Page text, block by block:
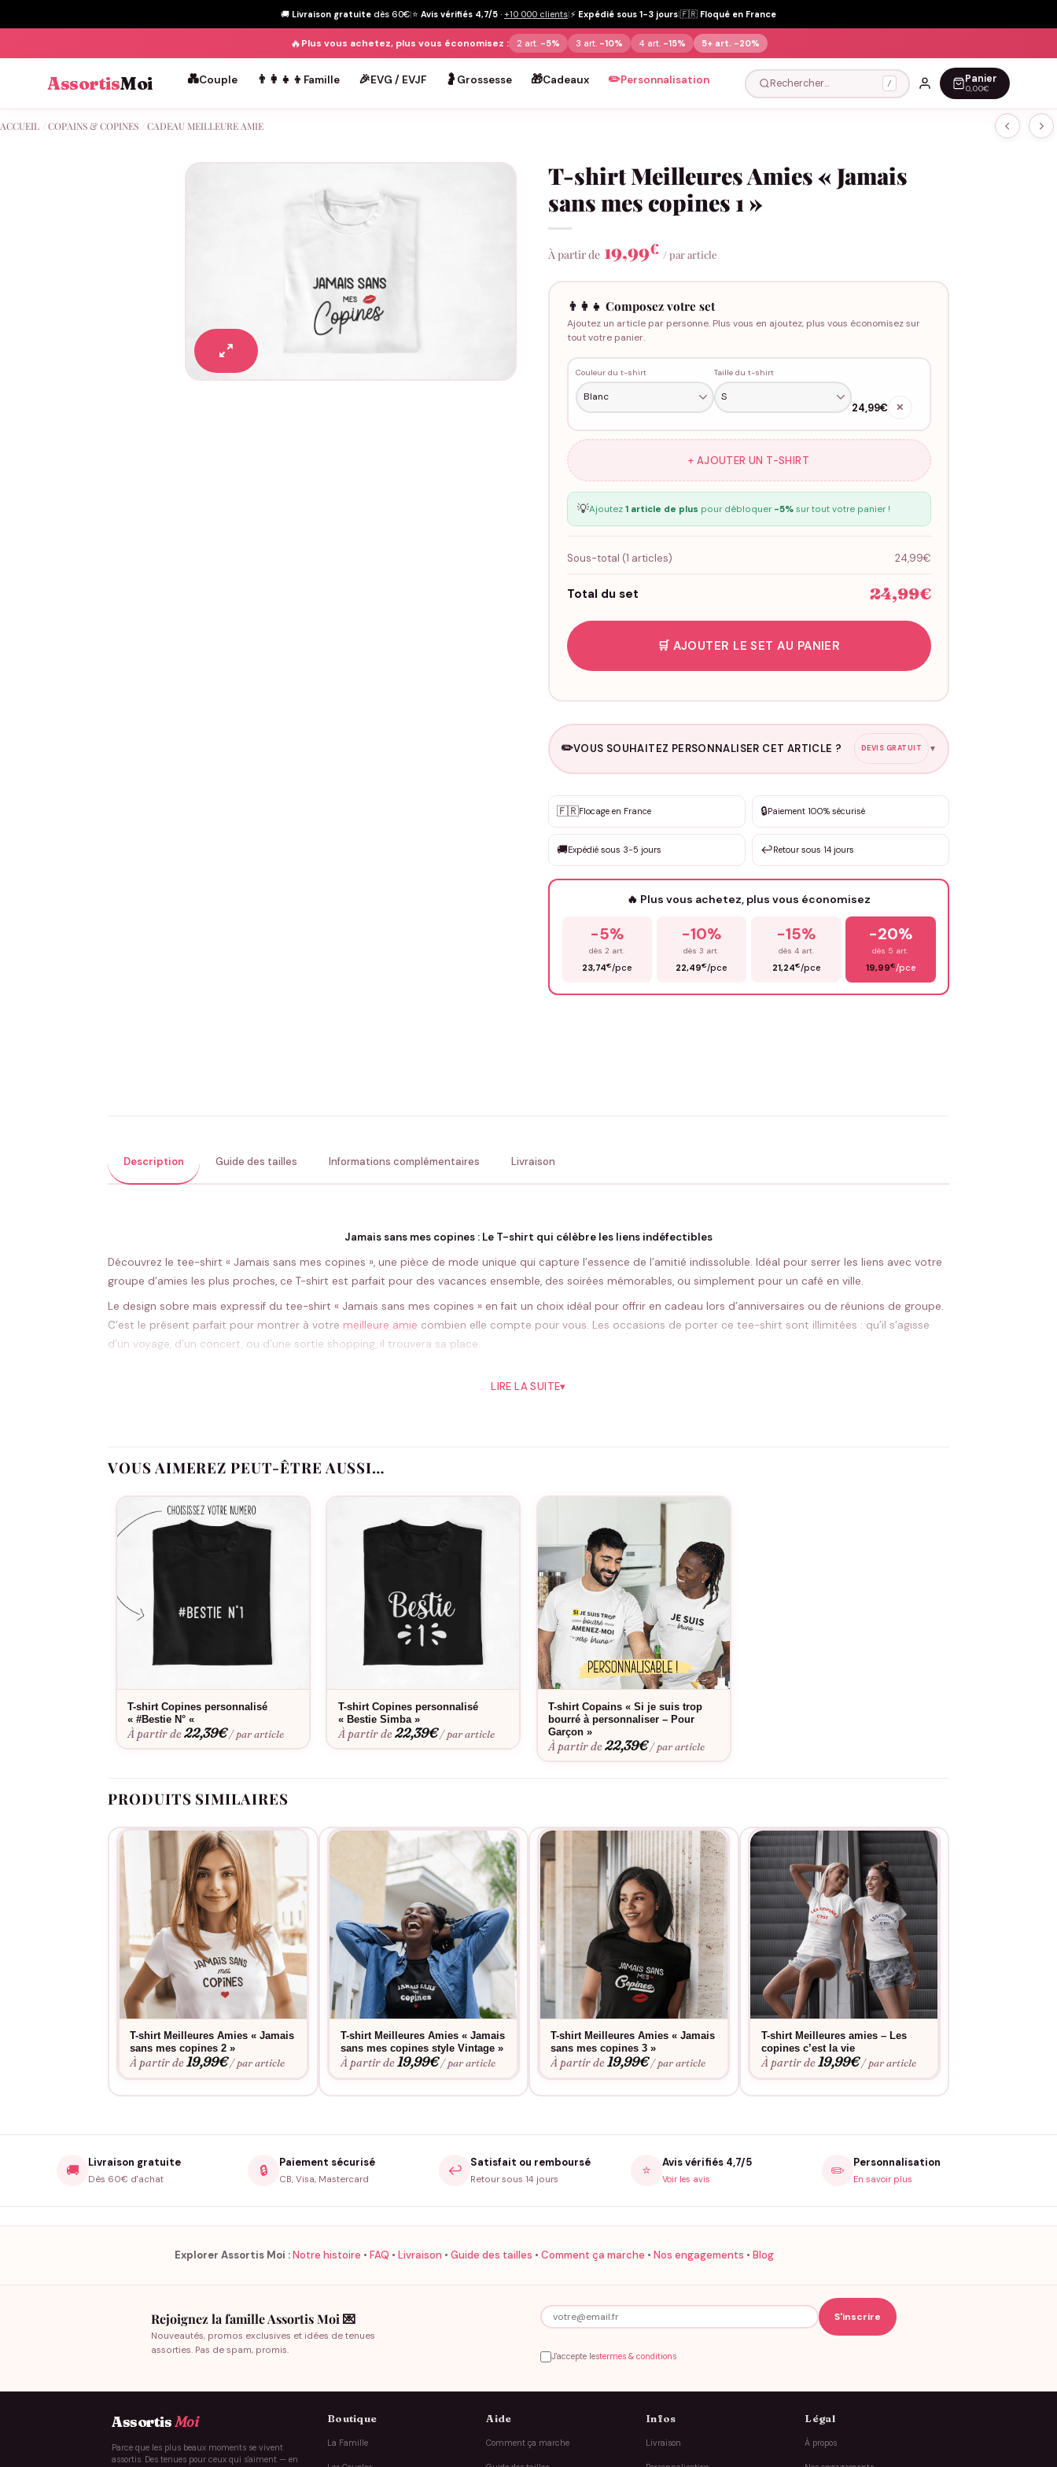
🚚 Livraison gratuite dès 60€|⭐ Avis vérifiés 4,7/5 · +10 000 clients|⚡ Expédié sous 1-3 jours|🇫🇷 Floqué en France
🔥Plus vous achetez, plus vous économisez : 2 art. -5% 3 art. -10% 4 art. -15% 5+ art. -20%
AssortisMoi 💑Couple 👨‍👩‍👧‍👦 Famille 🎉EVG / EVJF 🤰 Grossesse 🎁Cadeaux ✏️Personnalisation Rechercher… / Panier
0,00€
ACCUEIL COPAINS & COPINES CADEAU MEILLEURE AMIE
T-shirt Meilleures Amies « Jamais
sans mes copines 1 »
À partir de 19,99€ / par article
👨‍👩‍👧 Composez votre set
Ajoutez un article par personne. Plus vous en ajoutez, plus vous économisez sur
tout votre panier.
Couleur du t-shirt Taille du t-shirt
24,99€ ✕
+ AJOUTER UN T-SHIRT
💡Ajoutez 1 article de plus pour débloquer -5%sur tout votre panier !
Sous-total (1 articles) 24,99€
Total du set 24,99€
🛒 AJOUTER LE SET AU PANIER
✏️VOUS SOUHAITEZ PERSONNALISER CET ARTICLE ? DEVIS GRATUIT ▼
✨ Personnalisation sur mesure
DEVIS GRATUIT · Personnalisation de 3 à 10€ selon la demande
Que souhaitez-vous ?
🇫🇷Flocage en France 🔒Paiement 100% sécurisé
🚚Expédié sous 3-5 jours ↩️Retour sous 14 jours
🔥 Plus vous achetez, plus vous économisez
-5%
dès 2 art.
23,74€/pce
-10%
dès 3 art.
22,49€/pce
-15%
dès 4 art.
21,24€/pce
-20%
dès 5 art.
19,99€/pce
Description Guide des tailles Informations complémentaires Livraison
Jamais sans mes copines : Le T-shirt qui célèbre les liens indéfectibles
Découvrez le tee-shirt « Jamais sans mes copines », une pièce de mode unique qui capture l’essence de l’amitié indissoluble. Idéal pour serrer les liens avec votre
groupe d’amies les plus proches, ce T-shirt est parfait pour des vacances ensemble, des soirées mémorables, ou simplement pour un café en ville.
Le design sobre mais expressif du tee-shirt « Jamais sans mes copines » en fait un choix idéal pour offrir en cadeau lors d’anniversaires ou de réunions de groupe.
C’est le présent parfait pour montrer à votre meilleure amie combien elle compte pour vous. Les occasions de porter ce tee-shirt sont illimitées : qu’il s’agisse
d’un voyage, d’un concert, ou d’une sortie shopping, il trouvera sa place.
Portez-le lors de vos prochaines vacances ensemble ou à une fête pour afficher votre complicité et votre unityé. C’est aussi une excellente manière de briser la
groupe pourra porter fièrement ce symbole d’amitié, renforçant les liens et créant des souvenirs durables.
LIRE LA SUITE▾
VOUS AIMEREZ PEUT-ÊTRE AUSSI…
T-shirt Copines personnalisé
« #Bestie N° «
À partir de22,39€ / par article
T-shirt Copines personnalisé
« Bestie Simba »
À partir de22,39€ / par article
T-shirt Copains « Si je suis trop
bourré à personnaliser – Pour
Garçon »
À partir de22,39€ / par article
PRODUITS SIMILAIRES
T-shirt Meilleures Amies « Jamais
sans mes copines 2 »
À partir de19,99€ / par article
T-shirt Meilleures Amies « Jamais
sans mes copines style Vintage »
À partir de19,99€ / par article
T-shirt Meilleures Amies « Jamais
sans mes copines 3 »
À partir de19,99€ / par article
T-shirt Meilleures amies – Les
copines c’est la vie
À partir de19,99€ / par article
🚚 Livraison gratuite
Dès 60€ d'achat
🔒 Paiement sécurisé
CB, Visa, Mastercard
↩️ Satisfait ou remboursé
Retour sous 14 jours
⭐ Avis vérifiés 4,7/5
Voir les avis ✏️ Personnalisation
En savoir plus
Explorer Assortis Moi :Notre histoire • FAQ • Livraison • Guide des tailles • Comment ça marche • Nos engagements • Blog
Rejoignez la famille Assortis Moi 💌
Nouveautés, promos exclusives et idées de tenues
assorties. Pas de spam, promis.
J'accepte lestermes & conditions
AssortisMoi
Parce que les plus beaux moments se vivent
assortis. Des tenues pour ceux qui s'aiment — en
Boutique
La Famille
Aide
Comment ça marche
Infos
Livraison
Légal
À propos